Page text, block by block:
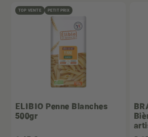
TOP VENTE PETIT PRIX
ELIBIO Penne Blanches
500gr